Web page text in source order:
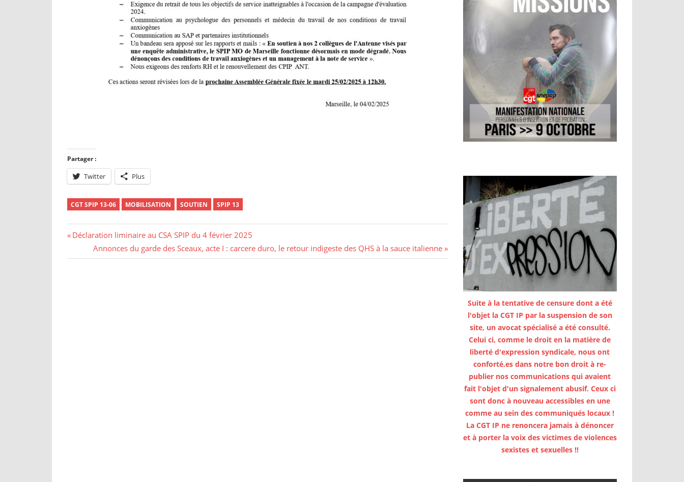
Partager :
Twitter Plus
CGT SPIP 13-06 MOBILISATION SOUTIEN SPIP 13
Déclaration liminaire au CSA SPIP du 4 février 2025
Annonces du garde des Sceaux, acte I : carcere duro, le retour indigeste des QHS à la sauce italienne
Suite à la tentative de censure dont a été
l'objet la CGT IP par la suspension de son
site, un avocat spécialisé a été consulté.
Celui ci, comme le droit en la matière de
liberté d'expression syndicale, nous ont
conforté.es dans notre bon droit à re-
publier nos communications qui avaient
fait l'objet d'un signalement abusif. Ceux ci
sont donc à nouveau accessibles en une
comme au sein des communiqués locaux !
La CGT IP ne renoncera jamais à dénoncer
et à porter la voix des victimes de violences
sexistes et sexuelles !!